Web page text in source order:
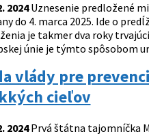
2024Uznesenie predložené
do 4. marca 2025. Ide o
je takmer dva roky
únie je týmto spôsobom
vlády pre
cieľov
2024Prvá štátna tajomníčka